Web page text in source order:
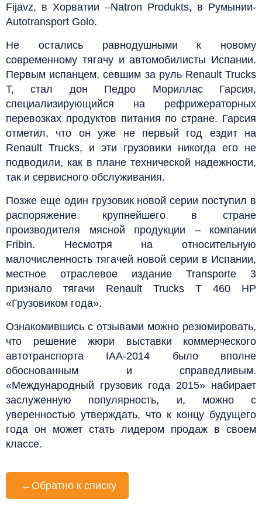
Fijavz, в Хорватии –Natron Produkts, в Румынии-
Autotransport Golo.
Не остались равнодушными к новому
современному тягачу и автомобилисты Испании.
Первым испанцем, севшим за руль Renault Trucks
T, стал дон Педро Мориллас Гарсия,
специализирующийся на рефрижераторных
перевозках продуктов питания по стране. Гарсия
отметил, что он уже не первый год ездит на
Renault Trucks, и эти грузовики никогда его не
подводили, как в плане технической надежности,
так и сервисного обслуживания.
Позже еще один грузовик новой серии поступил в
распоряжение крупнейшего в стране
производителя мясной продукции – компании
Fribin. Несмотря на относительную
малочисленность тягачей новой серии в Испании,
местное отраслевое издание Transporte 3
признало тягачи Renault Trucks T 460 HP
«Грузовиком года».
Ознакомившись с отзывами можно резюмировать,
что решение жюри выставки коммерческого
автотранспорта IAA-2014 было вполне
обоснованным и справедливым.
«Международный грузовик года 2015» набирает
заслуженную популярность, и, можно с
уверенностью утверждать, что к концу будущего
года он может стать лидером продаж в своем
классе.
← Обратно к списку